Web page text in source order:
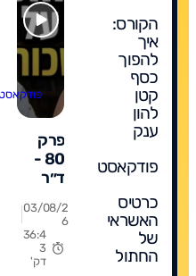
הקורס:
איך
להפוך
כסף
קטן
להון
ענק
פודקאסט
כרטיס
האשראי
של
החתול
פודקאסט
פרק
80 -
ד״ר
כהן
מידן
(ד"ר
אמא) -
03/08/2
6
36:4
3
דק'